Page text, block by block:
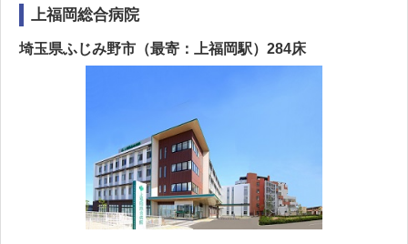
上福岡総合病院
埼玉県ふじみ野市（最寄：上福岡駅）284床